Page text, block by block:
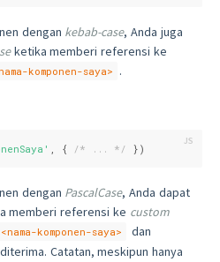
dengan kebab-case, Anda juga
ketika memberi referensi ke
komponen-saya> .
, { /* ... */ })
dengan PascalCase, Anda dapat
memberi referensi ke custom
<nama-komponen-saya> dan
Catatan, meskipun hanya